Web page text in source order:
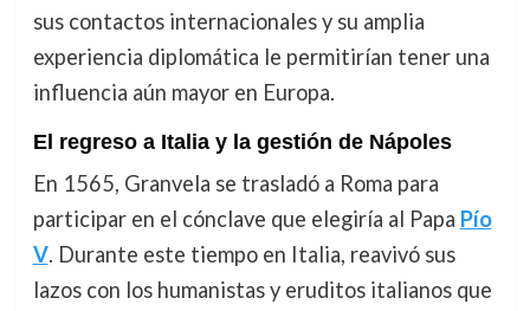
sus contactos internacionales y su amplia
experiencia diplomática le permitirían tener una
influencia aún mayor en Europa.
El regreso a Italia y la gestión de Nápoles
En 1565, Granvela se trasladó a Roma para
participar en el cónclave que elegiría al Papa Pío
V. Durante este tiempo en Italia, reavivó sus
lazos con los humanistas y eruditos italianos que